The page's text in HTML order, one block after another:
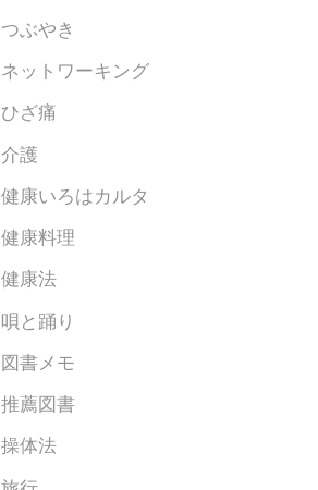
つぶやき
ネットワーキング
ひざ痛
介護
健康いろはカルタ
健康料理
健康法
唄と踊り
図書メモ
推薦図書
操体法